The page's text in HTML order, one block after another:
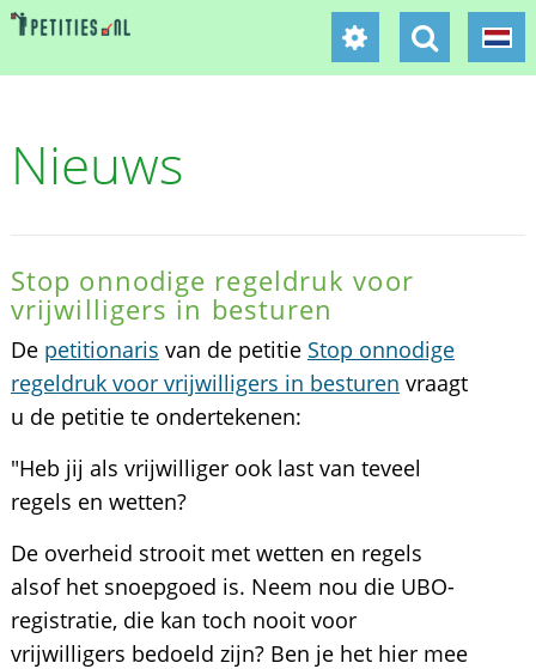
Nieuws
Stop onnodige regeldruk voor
vrijwilligers in besturen
De petitionaris van de petitie Stop onnodige
regeldruk voor vrijwilligers in besturen vraagt
u de petitie te ondertekenen:
"Heb jij als vrijwilliger ook last van teveel
regels en wetten?
De overheid strooit met wetten en regels
alsof het snoepgoed is. Neem nou die UBO-
registratie, die kan toch nooit voor
vrijwilligers bedoeld zijn? Ben je het hier mee